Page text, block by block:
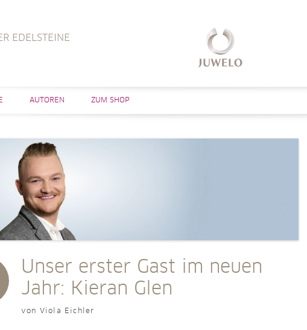
EDELSTEINE
AUTOREN ZUM SHOP
Unser erster Gast im neuen
Jahr: Kieran Glen
von Viola Eichler